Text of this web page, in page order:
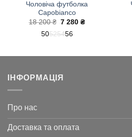
Чоловіча футболка
Capobianco
18 200₴ Оригінальна
18
7 280₴Поточна
50525456
ІНФОРМАЦІЯ
Про нас
Доставка та оплата